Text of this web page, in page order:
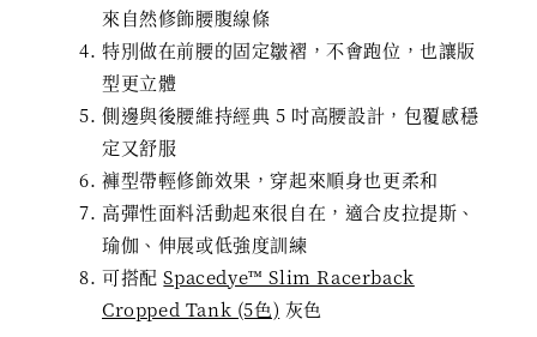
來自然修飾腰腹線條
特別做在前腰的固定皺褶，不會跑位，也讓版
型更立體
側邊與後腰維持經典 5 吋高腰設計，包覆感穩
定又舒服
褲型帶輕修飾效果，穿起來順身也更柔和
高彈性面料活動起來很自在，適合皮拉提斯、
瑜伽、伸展或低強度訓練
可搭配Spacedye™ Slim Racerback
Cropped Tank (5色) 灰色